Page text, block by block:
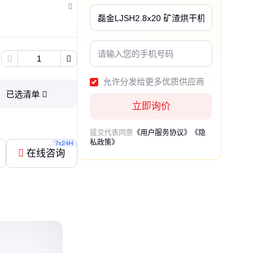
已选清单
在线咨询
允许分发给更多优质供应商
立即询价
提交代表同意 《用户服务协议》
《隐
私政策》